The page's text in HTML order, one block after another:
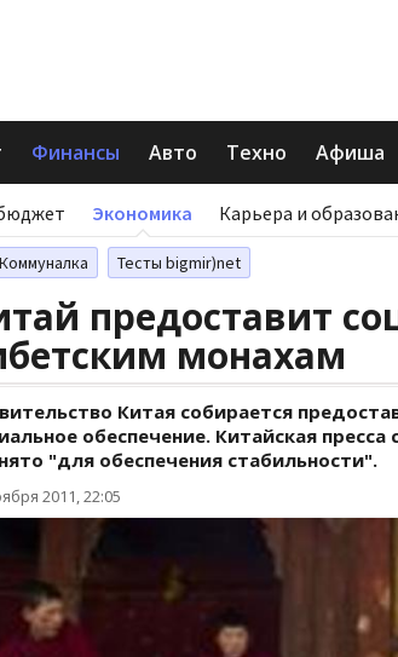
Финансы Авто Техно Афиша
Экономика Карьера и
Коммуналка Тесты bigmir)net
предоставит
монахам
Китая собирается
обеспечение. Китайская
"для обеспечения стабильности".
2011, 22:05